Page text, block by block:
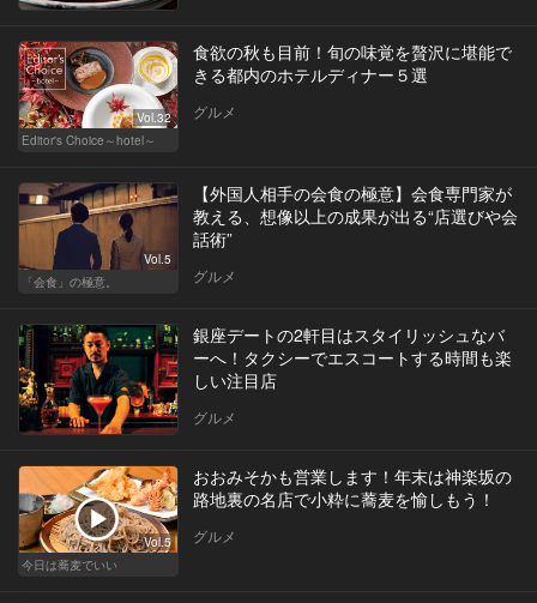
Vol.32
Editor's Choice～hotel～
食欲の秋も目前！旬の味覚を贅沢に堪能で
きる都内のホテルディナー５選
グルメ
Vol.5
「会食」の極意。
【外国人相手の会食の極意】会食専門家が
教える、想像以上の成果が出る“店選びや会
話術”
グルメ
銀座デートの2軒目はスタイリッシュなバ
ーへ！タクシーでエスコートする時間も楽
しい注目店
グルメ
Vol.5
今日は蕎麦でいい
おおみそかも営業します！年末は神楽坂の
路地裏の名店で小粋に蕎麦を愉しもう！
グルメ